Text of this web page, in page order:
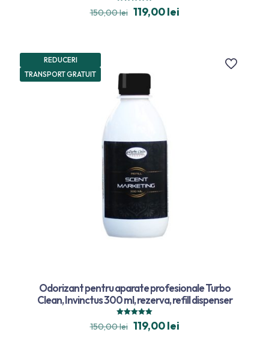
Evaluat la
150,00lei 119,00lei
REDUCERI
TRANSPORT GRATUIT
Odorizant pentru aparate profesionale Turbo
Clean, Invinctus 300 ml, rezerva, refill dispenser
Evaluat la
150,00lei 119,00lei